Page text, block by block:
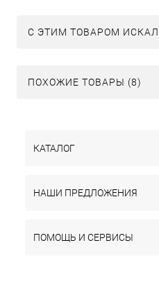
C ЭТИМ ТОВАРОМ
ПОХОЖИЕ ТОВАРЫ (8)
КАТАЛОГ
НАШИ ПРЕДЛОЖЕНИЯ
ПОМОЩЬ И СЕРВИСЫ